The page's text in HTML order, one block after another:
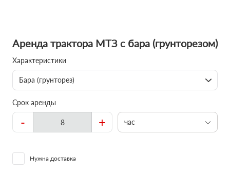
Аренда трактора МТЗ с бара (грунторезом)
Характеристики
Бара (грунторез)
Срок аренды
- + час
Нужна доставка